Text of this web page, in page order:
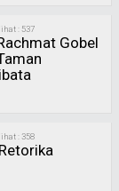
: 537
Gobel
: 358